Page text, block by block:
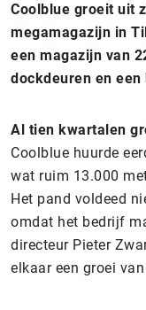
Coolblue groeit uit
megamagazijn in
een magazijn van
dockdeuren en
Al tien kwartalen
Coolblue huurde
wat ruim 13.000
Het pand voldeed
omdat het bedrijf
directeur Pieter
elkaar een groei